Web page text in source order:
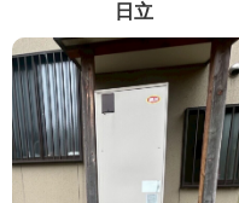
日立